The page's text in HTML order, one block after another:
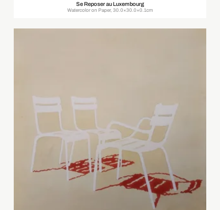
Se Reposer au Luxembourg
Watercolor on Paper, 30.0×30.0×0.1cm